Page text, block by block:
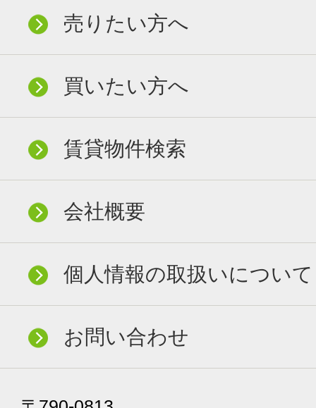
売りたい方へ
買いたい方へ
賃貸物件検索
会社概要
個人情報の取扱いについて
お問い合わせ